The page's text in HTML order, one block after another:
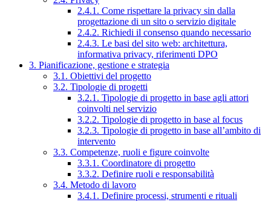
2.4.1. Come rispettare la privacy sin dalla
progettazione di un sito o servizio digitale
2.4.2. Richiedi il consenso quando necessario
2.4.3. Le basi del sito web: architettura,
informativa privacy, riferimenti DPO
3. Pianificazione, gestione e strategia
3.1. Obiettivi del progetto
3.2. Tipologie di progetti
3.2.1. Tipologie di progetto in base agli attori
coinvolti nel servizio
3.2.2. Tipologie di progetto in base al focus
3.2.3. Tipologie di progetto in base all’ambito di
intervento
3.3. Competenze, ruoli e figure coinvolte
3.3.1. Coordinatore di progetto
3.3.2. Definire ruoli e responsabilità
3.4. Metodo di lavoro
3.4.1. Definire processi, strumenti e rituali